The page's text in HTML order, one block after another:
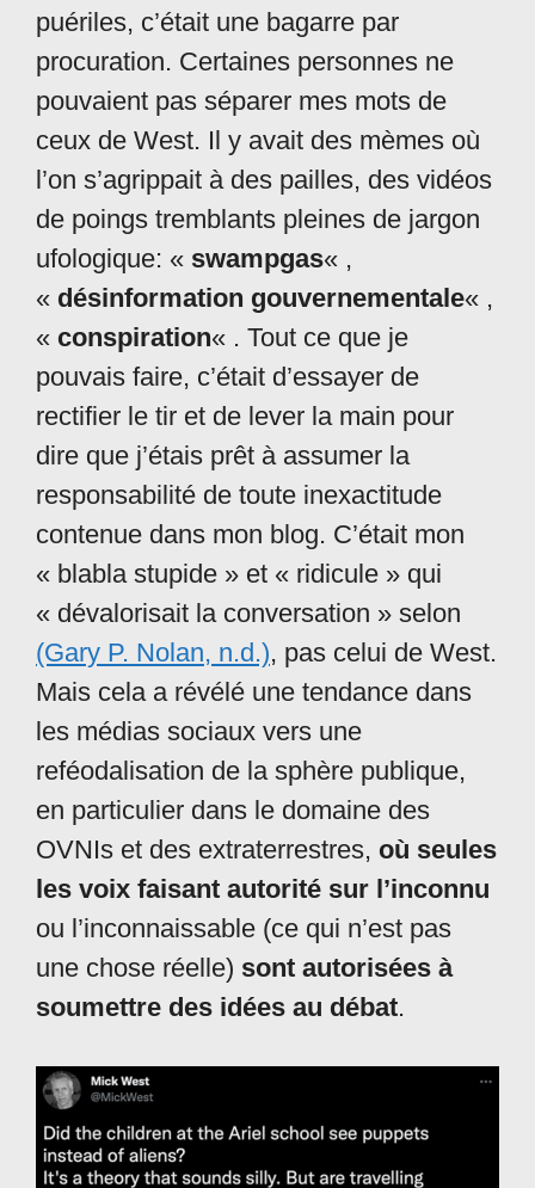
puériles, c’était une bagarre par
procuration. Certaines personnes ne
pouvaient pas séparer mes mots de
ceux de West. Il y avait des mèmes où
l’on s’agrippait à des pailles, des vidéos
de poings tremblants pleines de jargon
ufologique: « swampgas« ,
« désinformation gouvernementale« ,
« conspiration« . Tout ce que je
pouvais faire, c’était d’essayer de
rectifier le tir et de lever la main pour
dire que j’étais prêt à assumer la
responsabilité de toute inexactitude
contenue dans mon blog. C’était mon
« blabla stupide » et « ridicule » qui
« dévalorisait la conversation » selon
(Gary P. Nolan, n.d.), pas celui de West.
Mais cela a révélé une tendance dans
les médias sociaux vers une
reféodalisation de la sphère publique,
en particulier dans le domaine des
OVNIs et des extraterrestres, où seules
les voix faisant autorité sur l’inconnu
ou l’inconnaissable (ce qui n’est pas
une chose réelle) sont autorisées à
soumettre des idées au débat.